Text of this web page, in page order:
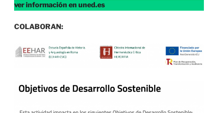
ver información en uned.es
COLABORAN: